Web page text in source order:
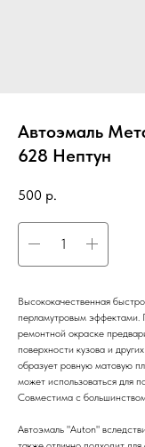
Автоэмаль
628 Нептун
500 р.
Высококачественная
перламутровым эффектами.
ремонтной окраске
поверхности кузова и
образует ровную матовую
может использоваться для
Совместима с
Автоэмаль "Auton"